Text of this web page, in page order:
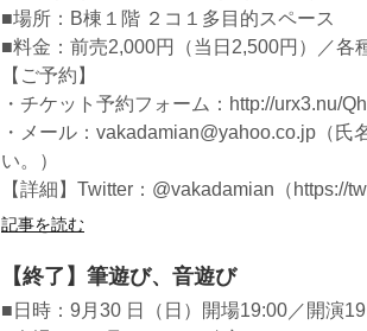
■場所：B棟１階 ２コ１多目的スペース
■料金：前売2,000円（当日2,500円）／各
【ご予約】
・チケット予約フォーム：http://urx3.nu/
・メール：vakadamian@yahoo.co.jp（
い。）
【詳細】Twitter：@vakadamian（https://
記事を読む
【終了】筆遊び、音遊び
■日時：9月30 日（日）開場19:00／開演